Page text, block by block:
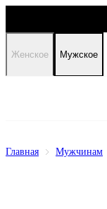
Женское Мужское
Главная Мужчинам